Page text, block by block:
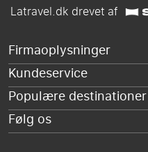
Latravel.dk drevet af
Firmaoplysninger
Kundeservice
Populære destinationer
Følg os